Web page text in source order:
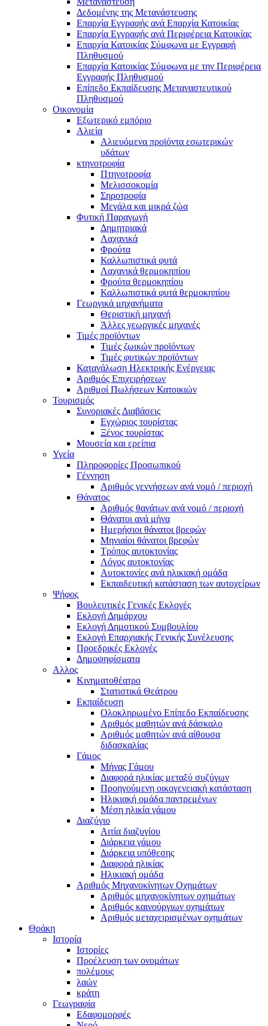
Δεδομένης της Μετανάστευσης
Επαρχία Εγγραφής ανά Επαρχία Κατοικίας
Επαρχία Εγγραφής ανά Περιφέρεια Κατοικίας
Επαρχία Κατοικίας Σύμφωνα με Εγγραφή
Πληθυσμού
Επαρχία Κατοικίας Σύμφωνα με την Περιφέρεια
Εγγραφής Πληθυσμού
Επίπεδο Εκπαίδευσης Μεταναστευτικού
Πληθυσμού
Οικονομία
Εξωτερικό εμπόριο
Αλιεία
Αλιευόμενα προϊόντα εσωτερικών
υδάτων
κτηνοτροφία
Πτηνοτροφία
Μελισσοκομία
Σηροτροφία
Μεγάλα και μικρά ζώα
Φυτική Παραγωγή
Δημητριακά
Λαχανικά
Φρούτα
Καλλωπιστικά φυτά
Λαχανικά θερμοκηπίου
Φρούτα θερμοκηπίου
Καλλωπιστικά φυτά θερμοκηπίου
Γεωργικά μηχανήματα
Θεριστική μηχανή
Άλλες γεωργικές μηχανές
Τιμές προϊόντων
Τιμές ζωικών προϊόντων
Τιμές φυτικών προϊόντων
Κατανάλωση Ηλεκτρικής Ενέργειας
Αριθμός Επιχειρήσεων
Αριθμοί Πωλήσεων Κατοικιών
Τουρισμός
Συνοριακές Διαβάσεις
Εγχώριος τουρίστας
Ξένος τουρίστας
Μουσεία και ερείπια
Υγεία
Πληροφορίες Προσωπικού
Γέννηση
Αριθμός γεννήσεων ανά νομό / περιοχή
Θάνατος
Αριθμός θανάτων ανά νομό / περιοχή
Θάνατοι ανά μήνα
Ημερήσιοι θάνατοι βρεφών
Μηνιαίοι θάνατοι βρεφών
Τρόπος αυτοκτονίας
Λόγος αυτοκτονίας
Αυτοκτονίες ανά ηλικιακή ομάδα
Εκπαιδευτική κατάσταση των αυτοχείρων
Ψήφος
Βουλευτικές Γενικές Εκλογές
Εκλογή Δημάρχου
Εκλογή Δημοτικού Συμβουλίου
Εκλογή Επαρχιακής Γενικής Συνέλευσης
Προεδρικές Εκλογές
Δημοψηφίσματα
Αλλος
Κινηματοθέατρο
Στατιστικά Θεάτρου
Εκπαίδευση
Ολοκληρωμένο Επίπεδο Εκπαίδευσης
Αριθμός μαθητών ανά δάσκαλο
Αριθμός μαθητών ανά αίθουσα
διδασκαλίας
Γάμος
Μήνας Γάμου
Διαφορά ηλικίας μεταξύ συζύγων
Προηγούμενη οικογενειακή κατάσταση
Ηλικιακή ομάδα παντρεμένων
Μέση ηλικία γάμου
Διαζύγιο
Αιτία διαζυγίου
Διάρκεια γάμου
Διάρκεια υπόθεσης
Διαφορά ηλικίας
Ηλικιακή ομάδα
Αριθμός Μηχανοκίνητων Οχημάτων
Αριθμός μηχανοκίνητων οχημάτων
Αριθμός καινούργιων οχημάτων
Αριθμός μεταχειρισμένων οχημάτων
Θράκη
Ιστορία
Ιστορίες
Προέλευση των ονομάτων
πολέμους
λαών
κράτη
Γεωγραφία
Εδαφομορφές